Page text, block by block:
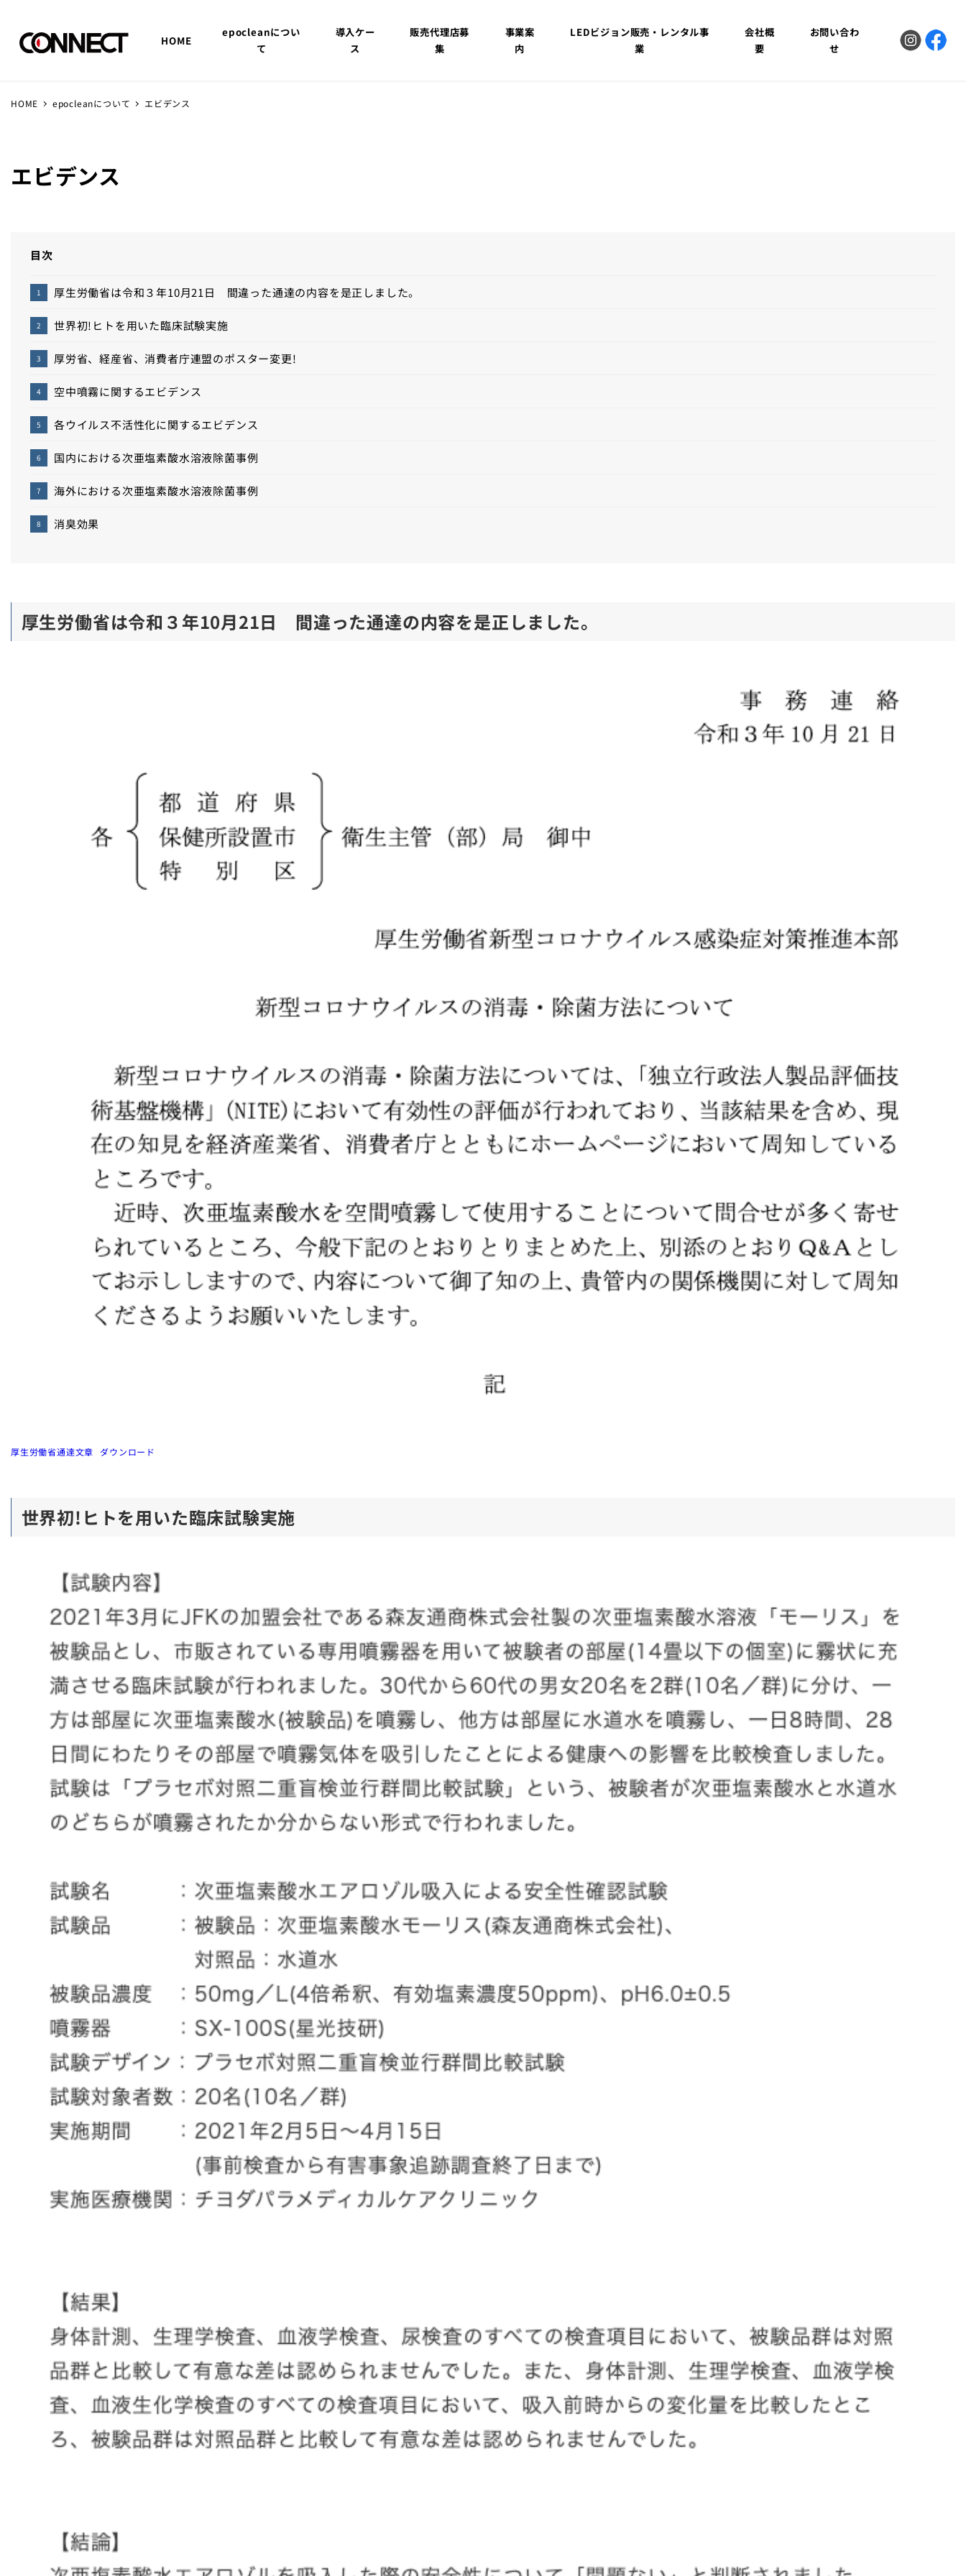
HOME
epocleanについ
て
導入ケー
ス
販売代理店募
集
事業案
内
LEDビジョン販売・レンタル事
業
会社概
要
お問い合わ
せ
HOME epocleanについて エビデンス
エビデンス
目次
厚生労働省は令和３年10月21日 間違った通達の内容を是正しました。
世界初!ヒトを用いた臨床試験実施
厚労省、経産省、消費者庁連盟のポスター変更!
空中噴霧に関するエビデンス
各ウイルス不活性化に関するエビデンス
国内における次亜塩素酸水溶液除菌事例
海外における次亜塩素酸水溶液除菌事例
消臭効果
厚生労働省は令和３年10月21日 間違った通達の内容を是正しました。
厚生労働省通達文章 ダウンロード
世界初!ヒトを用いた臨床試験実施